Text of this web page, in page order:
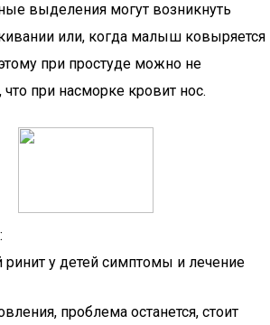
выделения могут возникнуть
или, когда малыш ковыряется
при простуде можно не
при насморке кровит нос.
у детей симптомы и лечение
проблема останется, стоит